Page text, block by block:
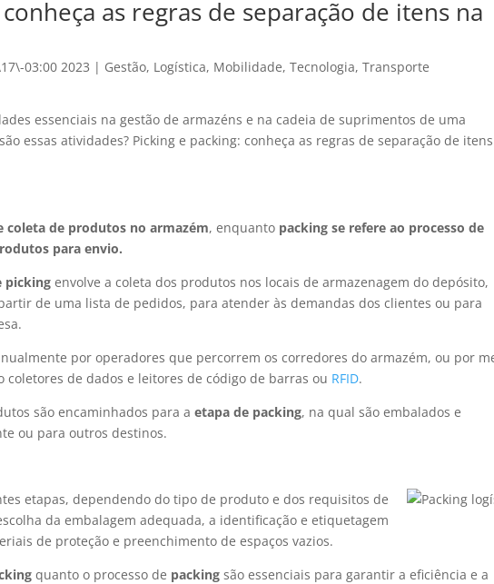
as regras de separação de itens na
03:00 2023 | Gestão, Logística, Mobilidade,Tecnologia,Transporte
essenciais na gestão de armazéns e na cadeia de suprimentos de uma
essas atividades? Picking e packing: conheça as regras de separação de
coleta de produtos no armazém, enquanto packing se refere ao processo de
para envio.
picking envolve a coleta dos produtos nos locais de armazenagem do depósito,
de uma lista de pedidos, para atender às demandas dos clientes ou para
por operadores que percorrem os corredores do armazém, ou por
coletores de dados e leitores de código de barras ou RFID.
são encaminhados para aetapa de packing, na qual são embalados e
ou para outros destinos.
etapas, dependendo do tipo de produto e dos requisitos de
da embalagem adequada, a identificação e etiquetagem
de proteção e preenchimento de espaços vazios.
quanto o processo de packingsão essenciais para garantir a eficiência e a